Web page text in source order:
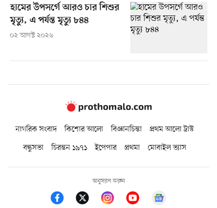
হামের উপসর্গে আরও চার শিশুর
মৃত্যু, এ পর্যন্ত মৃত্যু ৮৪৪
০২ আগস্ট ২০২৬
নাগরিক সংবাদ কিশোর আলো বিজ্ঞানচিন্তা
প্রথম আলো ট্রাস্ট
বন্ধুসভা
চিরন্তন ১৯৭১ ইপেপার প্রথমা মোবাইল ভ্যাস
অনুসরণ করুন